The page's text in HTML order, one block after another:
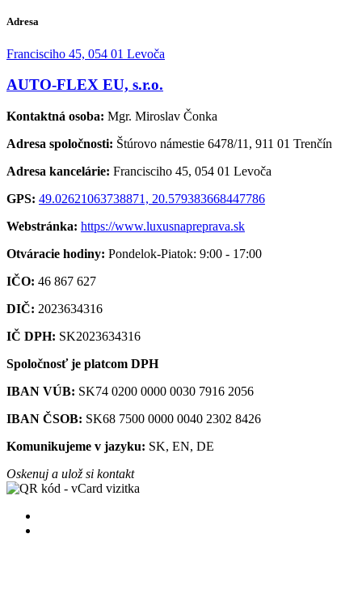
Adresa
Francisciho 45, 054 01 Levoča
AUTO-FLEX EU, s.r.o.
Kontaktná osoba: Mgr. Miroslav Čonka
Adresa spoločnosti: Štúrovo námestie 6478/11, 911 01 Trenčín
Adresa kancelárie: Francisciho 45, 054 01 Levoča
GPS: 49.02621063738871, 20.579383668447786
Webstránka: https://www.luxusnapreprava.sk
Otváracie hodiny: Pondelok-Piatok: 9:00 - 17:00
IČO: 46 867 627
DIČ: 2023634316
IČ DPH: SK2023634316
Spoločnosť je platcom DPH
IBAN VÚB: SK74 0200 0000 0030 7916 2056
IBAN ČSOB: SK68 7500 0000 0040 2302 8426
Komunikujeme v jazyku: SK, EN, DE
Oskenuj a ulož si kontakt